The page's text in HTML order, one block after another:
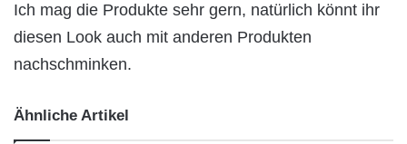
Ich mag die Produkte sehr gern, natürlich könnt ihr
diesen Look auch mit anderen Produkten
nachschminken.
Ähnliche Artikel